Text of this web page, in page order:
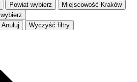
Powiat wybierz Miejscowość Kraków
wybierz
Anuluj Wyczyść filtry